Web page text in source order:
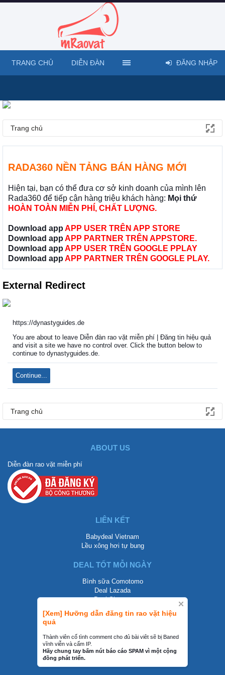
Trang chủ
RADA360 NỀN TẢNG BÁN HÀNG MỚI
Hiện tại, bạn có thể đưa cơ sở kinh doanh của mình lên
Rada360 để tiếp cận hàng triệu khách hàng: Mọi thứ
HOÀN TOÀN MIỄN PHÍ, CHẤT LƯỢNG.
Download app APP USER TRÊN APP STORE
Download app APP PARTNER TRÊN APPSTORE.
Download app APP USER TRÊN GOOGLE PPLAY
Download app APP PARTNER TRÊN GOOGLE PLAY.
[Xem] Hưỡng dẫn đăng tin rao vặt hiệu
quả
Thành viên cố tình comment cho đủ bài viêt sẽ bị Baned
vĩnh viễn và cấm IP.
Hãy chung tay bấm nút báo cáo SPAM vì một cộng
đồng phát triển.
External Redirect
https://dynastyguides.de
You are about to leave Diễn đàn rao vặt miễn phí | Đăng tin hiệu quả
and visit a site we have no control over. Click the button below to
continue to dynastyguides.de.
Continue...
Trang chủ
TRANG CHỦ DIỄN ĐÀN ĐĂNG NHẬP
ABOUT US
Diễn đàn rao vặt miễn phí
LIÊN KẾT
Babydeal Vietnam
Lều xông hơi tự bung
DEAL TỐT MỖI NGÀY
Bình sữa Comotomo
Deal Lazada
Deal Shopee
LIÊN HỆ
0858002468
contact@mraovat.vn